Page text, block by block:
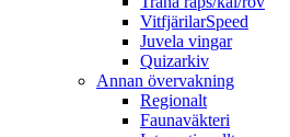
VitfjärilarSpeed
Juvela vingar
Quizarkiv
Annan övervakning
Regionalt
Faunaväkteri